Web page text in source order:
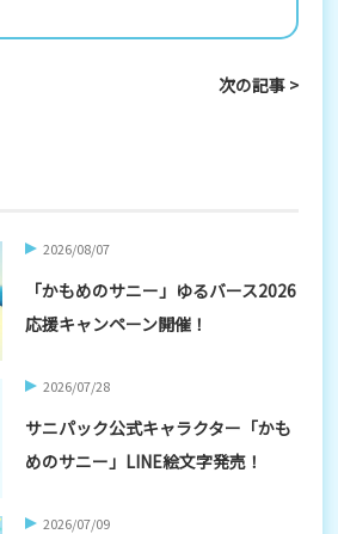
次の記事 >
2026/08/07
「かもめのサニー」ゆるバース2026
応援キャンペーン開催！
2026/07/28
サニパック公式キャラクター「かも
めのサニー」LINE絵文字発売！
2026/07/09